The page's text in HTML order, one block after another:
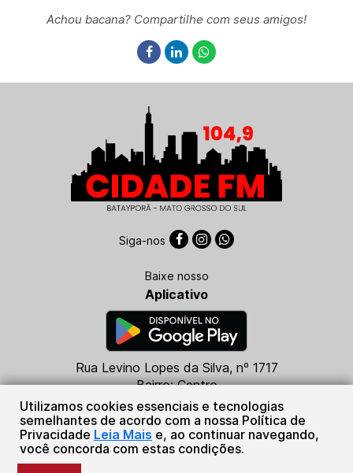
Achou bacana? Compartilhe com seus amigos!
Utilizamos cookies essenciais e tecnologias
semelhantes de acordo com a nossa Política de
Privacidade Leia Mais e, ao continuar navegando,
você concorda com estas condições.
Rua Levino Lopes da Silva, nº 1717
Bairro: Centro
CEP: 79760-000
Batayporã - MS
(67) 99684-5316
Siga-nos
Baixe nosso
Aplicativo